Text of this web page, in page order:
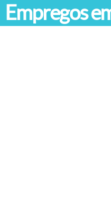
Empregos